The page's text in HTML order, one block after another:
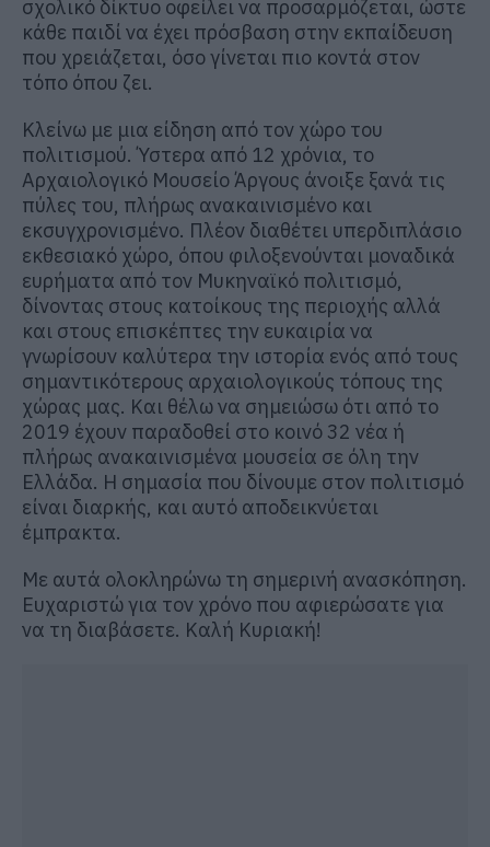
σχολικό δίκτυο οφείλει να προσαρμόζεται, ώστε
κάθε παιδί να έχει πρόσβαση στην εκπαίδευση
που χρειάζεται, όσο γίνεται πιο κοντά στον
τόπο όπου ζει.
Κλείνω με μια είδηση από τον χώρο του
πολιτισμού. Ύστερα από 12 χρόνια, το
Αρχαιολογικό Μουσείο Άργους άνοιξε ξανά τις
πύλες του, πλήρως ανακαινισμένο και
εκσυγχρονισμένο. Πλέον διαθέτει υπερδιπλάσιο
εκθεσιακό χώρο, όπου φιλοξενούνται μοναδικά
ευρήματα από τον Μυκηναϊκό πολιτισμό,
δίνοντας στους κατοίκους της περιοχής αλλά
και στους επισκέπτες την ευκαιρία να
γνωρίσουν καλύτερα την ιστορία ενός από τους
σημαντικότερους αρχαιολογικούς τόπους της
χώρας μας. Και θέλω να σημειώσω ότι από το
2019 έχουν παραδοθεί στο κοινό 32 νέα ή
πλήρως ανακαινισμένα μουσεία σε όλη την
Ελλάδα. Η σημασία που δίνουμε στον πολιτισμό
είναι διαρκής, και αυτό αποδεικνύεται
έμπρακτα.
Με αυτά ολοκληρώνω τη σημερινή ανασκόπηση.
Ευχαριστώ για τον χρόνο που αφιερώσατε για
να τη διαβάσετε. Καλή Κυριακή!